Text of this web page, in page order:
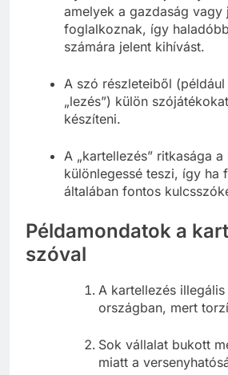
amelyek a gazdaság vagy
foglalkoznak, így
számára jelent kihívást.
A szó részleteiből (például
„lezés”) külön
készíteni.
A „kartellezés” ritkasága
különlegessé teszi, így ha
általában fontos
Példamondatok a
szóval
A kartellezés
országban, mert
Sok vállalat bukott
miatt a